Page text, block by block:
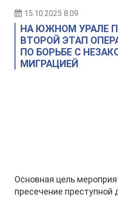
15.10.2025 8:09
НА ЮЖНОМ УРАЛЕ
ВТОРОЙ ЭТАП
ПО БОРЬБЕ С
МИГРАЦИЕЙ
Основная цель
пресечение преступной